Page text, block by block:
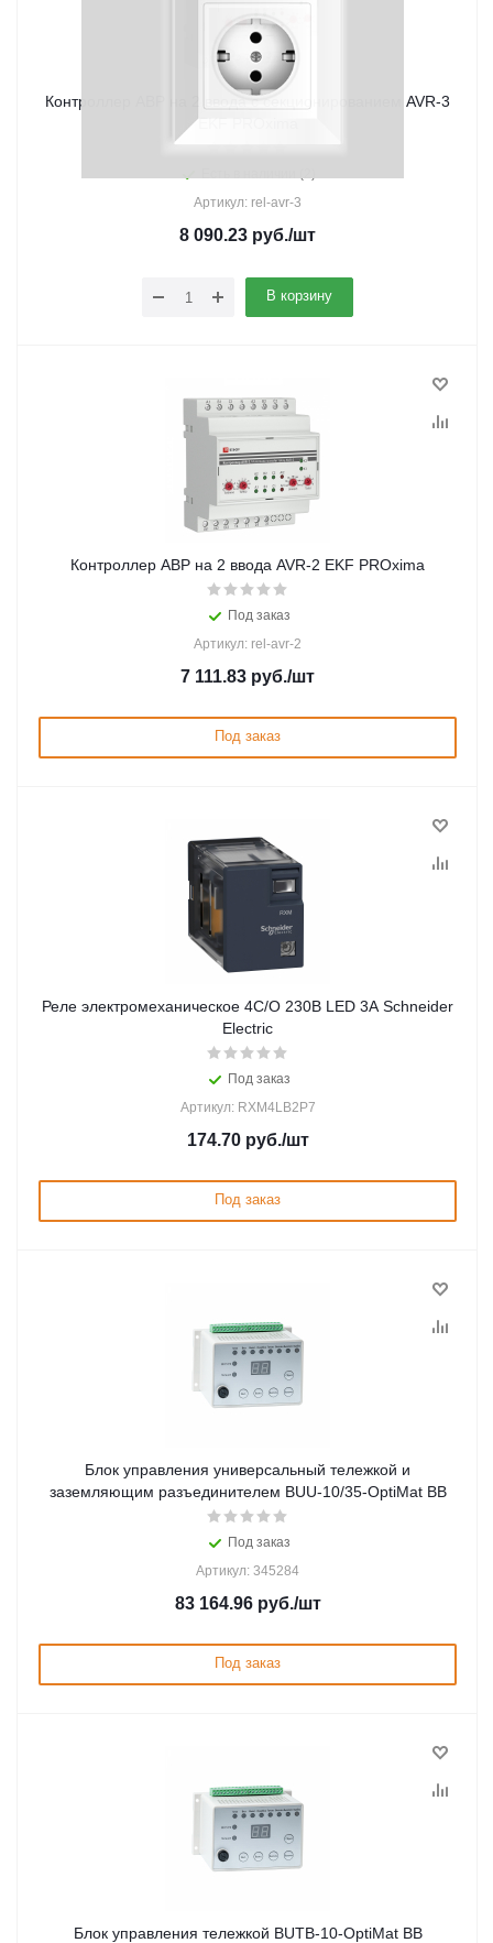
Контроллер АВР на 2 ввода с секционированием AVR-3
EKF PROxima
Артикул: rel-avr-3
8 090.23 руб./шт
В корзину
Контроллер АВР на 2 ввода AVR-2 EKF PROxima
Под заказ
Артикул: rel-avr-2
7 111.83 руб./шт
Под заказ
Реле электромеханическое 4С/О 230В LED 3A Schneider
Electric
Под заказ
Артикул: RXM4LB2P7
174.70руб./шт
Под заказ
Блок управления универсальный тележкой и
заземляющим разъединителем BUU-10/35-OptiMat BB
Под заказ
Артикул: 345284
83 164.96руб./шт
Под заказ
Блок управления тележкой BUTB-10-OptiMat BB